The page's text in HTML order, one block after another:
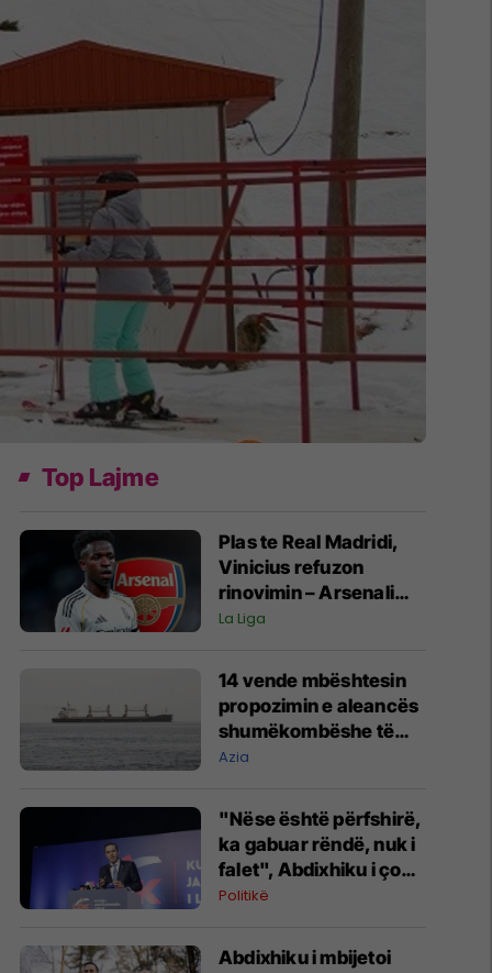
Top Lajme
Plas te Real Madridi,
Vinicius refuzon
rinovimin – Arsenali
gati ofertën 140
La Liga
14 vende mbështesin
propozimin e aleancës
shumëkombëshe të
mbrojtjes detare të
Saudite
Azia
"Nëse është përfshirë,
ka gabuar rëndë, nuk i
falet", Abdixhiku i çon
“selam” Përparim
Politikë
Abdixhiku i mbijetoi